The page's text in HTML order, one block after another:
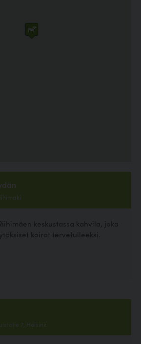
keskustassa kahvila, joka
koirat tervetulleeksi.
7, Helsinki